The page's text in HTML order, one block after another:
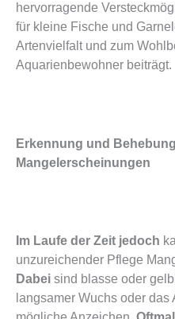
hervorragende
für kleine Fische und
Artenvielfalt und zum
Aquarienbewohner beiträgt.
Erkennung und
Mangelerscheinungen
Im Laufe der Zeit jedoch
unzureichender Pflege
Dabei sind blasse oder
langsamer Wuchs oder